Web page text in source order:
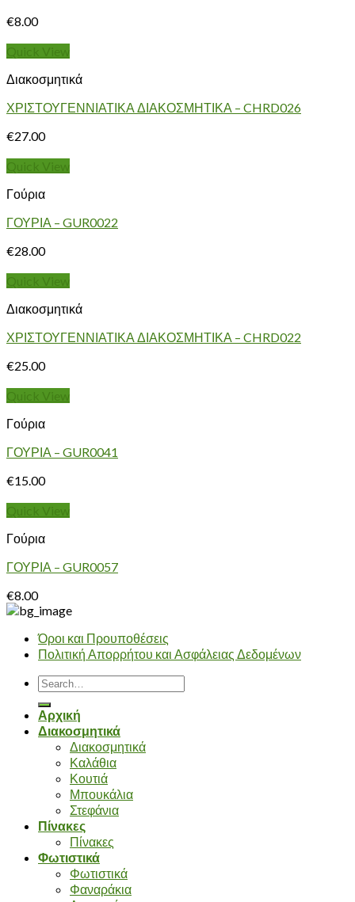
€8.00
Quick View
Διακοσμητικά
ΧΡΙΣΤΟΥΓΕΝΝΙΑΤΙΚΑ ΔΙΑΚΟΣΜΗΤΙΚΑ – CHRD026
€27.00
Quick View
Γούρια
ΓΟΥΡΙΑ – GUR0022
€28.00
Quick View
Διακοσμητικά
ΧΡΙΣΤΟΥΓΕΝΝΙΑΤΙΚΑ ΔΙΑΚΟΣΜΗΤΙΚΑ – CHRD022
€25.00
Quick View
Γούρια
ΓΟΥΡΙΑ – GUR0041
€15.00
Quick View
Γούρια
ΓΟΥΡΙΑ – GUR0057
€8.00
Όροι και Προυποθέσεις
Πολιτική Απορρήτου και Ασφάλειας Δεδομένων
Search
for:
Αρχική
Διακοσμητικά
Διακοσμητικά
Καλάθια
Κουτιά
Μπουκάλια
Στεφάνια
Πίνακες
Πίνακες
Φωτιστικά
Φωτιστικά
Φαναράκια